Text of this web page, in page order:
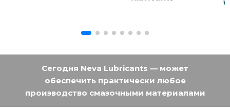
Сегодня Neva Lubricants — может
обеспечить практически любое
производство смазочными материалами